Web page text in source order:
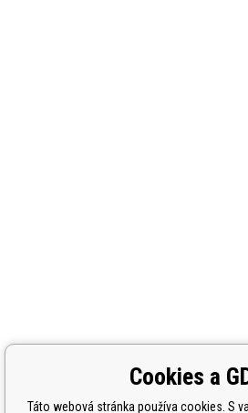
Cookies a
Táto webová stránka používa cookies. S